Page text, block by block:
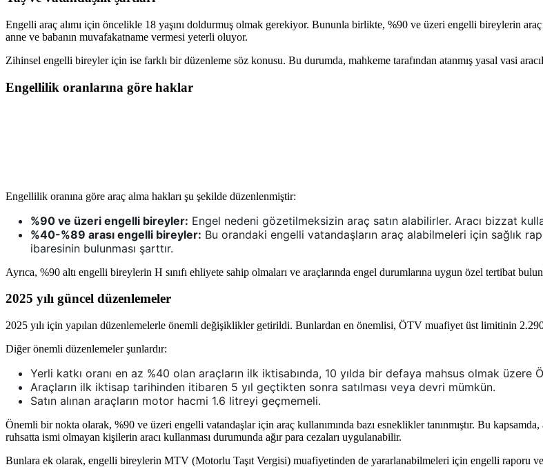
Engelli araç alımı için öncelikle 18 yaşını doldurmuş olmak gerekiyor. Bununla birlikte, %90 ve üzeri engelli bireylerin
anne ve babanın muvafakatname vermesi yeterli oluyor.
Zihinsel engelli bireyler için ise farklı bir düzenleme söz konusu. Bu durumda, mahkeme tarafından atanmış yasal vasi
Engellilik oranlarına göre haklar
Engellilik oranına göre araç alma hakları şu şekilde düzenlenmiştir:
%90 ve üzeri engelli bireyler: Engel nedeni gözetilmeksizin araç satın alabilirler. Aracı bizzat
%40-%89 arası engelli bireyler: Bu orandaki engelli vatandaşların araç alabilmeleri için sağlık
ibaresinin bulunması şarttır.
Ayrıca, %90 altı engelli bireylerin H sınıfı ehliyete sahip olmaları ve araçlarında engel durumlarına uygun özel tertibat
2025 yılı güncel düzenlemeler
2025 yılı için yapılan düzenlemelerle önemli değişiklikler getirildi. Bunlardan en önemlisi, ÖTV muafiyet üst limitinin
Diğer önemli düzenlemeler şunlardır:
Yerli katkı oranı en az %40 olan araçların ilk iktisabında, 10 yılda bir defaya mahsus olmak üzere
Araçların ilk iktisap tarihinden itibaren 5 yıl geçtikten sonra satılması veya devri mümkün.
Satın alınan araçların motor hacmi 1.6 litreyi geçmemeli.
Önemli bir nokta olarak, %90 ve üzeri engelli vatandaşlar için araç kullanımında bazı esneklikler tanınmıştır. Bu
ruhsatta ismi olmayan kişilerin aracı kullanması durumunda ağır para cezaları uygulanabilir.
Bunlara ek olarak, engelli bireylerin MTV (Motorlu Taşıt Vergisi) muafiyetinden de yararlanabilmeleri için engelli raporu